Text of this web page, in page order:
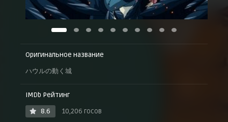
Оригинальное название
ハウルの動く城
IMDb Рейтинг
8.6
10,206 госов